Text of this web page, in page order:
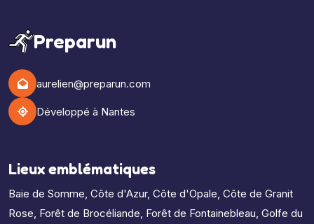
Preparun
aurelien@preparun.com
Développé à Nantes
Lieux emblématiques
Baie de Somme, Côte d'Azur, Côte d'Opale, Côte de Granit
Rose, Forêt de Brocéliande, Forêt de Fontainebleau, Golfe du